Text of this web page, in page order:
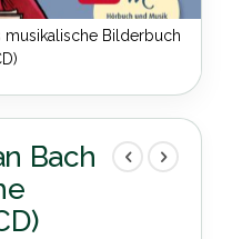
musikalische Bilderbuch
Bach